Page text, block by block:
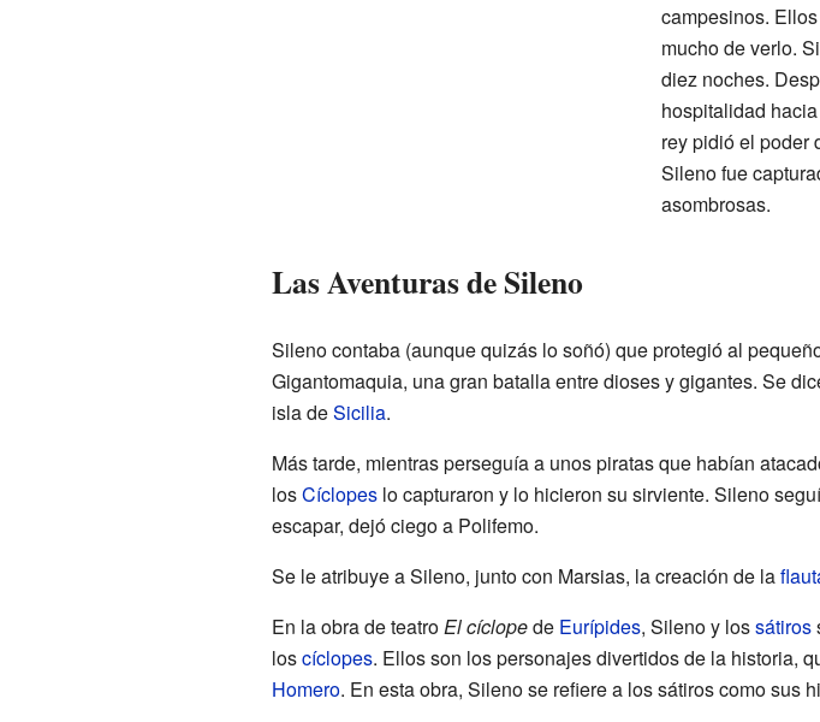
campesinos.
mucho de verlo.
diez noches.
hospitalidad
rey pidió el poder
Sileno fue
asombrosas.
Las Aventuras de Sileno
Sileno contaba (aunque quizás lo soñó) que protegió al
Gigantomaquia, una gran batalla entre dioses y gigantes. Se
isla deSicilia.
Más tarde, mientras perseguía a unos piratas que habían
losCíclopeslo capturaron y lo hicieron su sirviente. Sileno
escapar, dejó ciego a Polifemo.
Se le atribuye a Sileno, junto con Marsias, la creación de la
En la obra de teatroEl cíclopede Eurípides, Sileno y lossátiros
loscíclopes. Ellos son los personajes divertidos de la historia,
Homero. En esta obra, Sileno se refiere a los sátiros como sus